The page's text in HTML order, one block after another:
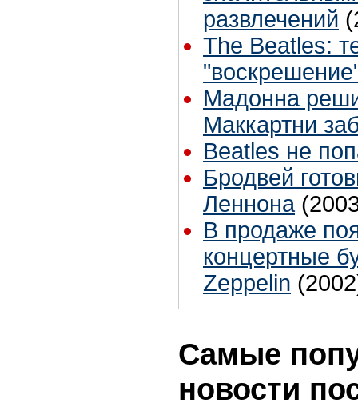
развлечений
The Beatles:
Мадонна
Маккартни
Beatles не
Бродвей
Леннона
В продаже
концертные
Zeppelin
Самые
новости